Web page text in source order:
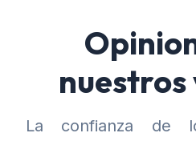
nuestros
La confianza de